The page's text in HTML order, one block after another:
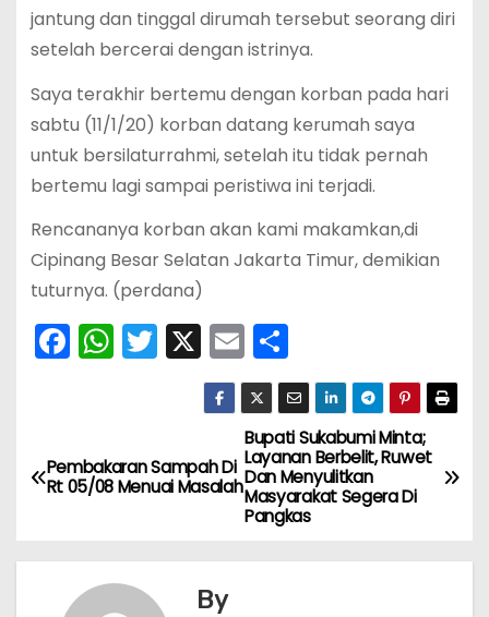
jantung dan tinggal dirumah tersebut seorang diri
setelah bercerai dengan istrinya.
Saya terakhir bertemu dengan korban pada hari
sabtu (11/1/20) korban datang kerumah saya
untuk bersilaturrahmi, setelah itu tidak pernah
bertemu lagi sampai peristiwa ini terjadi.
Rencananya korban akan kami makamkan,di
Cipinang Besar Selatan Jakarta Timur, demikian
tuturnya. (perdana)
F
e
b
o
k
W
A
p
T X E
m
ai
l
S
h
ar
e
N
a
Bupati Sukabumi Minta;
Layanan Berbelit, Ruwet
Dan Menyulitkan
Masyarakat Segera Di
Pangkas
Pembakaran Sampah Di
Rt 05/08 Menuai Masalah
By